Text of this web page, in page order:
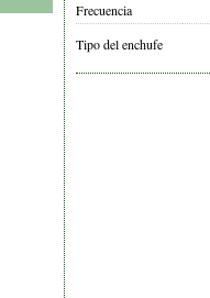
Frecuencia
Tipo del enchufe